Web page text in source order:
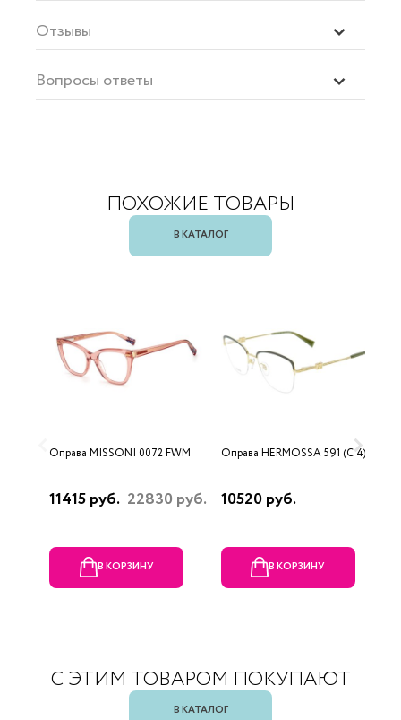
Отзывы
Вопросы ответы
ПОХОЖИЕ ТОВАРЫ
В КАТАЛОГ
Оправа MISSONI 0072 FWM
11415 руб. 22830 руб.
В КОРЗИНУ
Оправа HERMOSSA 591 (C 4)
10520 руб.
В КОРЗИНУ
С ЭТИМ ТОВАРОМ ПОКУПАЮТ
В КАТАЛОГ